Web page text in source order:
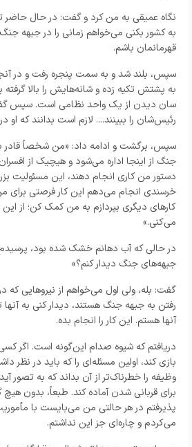
نگاه عمیقی به من کرد و گفت: در حال حاضر
به کشور بکنی می‌خواهم زمانی را در جبهه جنگ
قهرمانمان باشم.
سپس، بلند شد و به سمت پنجره رفت و در
به پشتش تکیه زده و شانه‌هایش را بالا
سان دیدن از یک واحد نظامی است. سپس گفت:
رئیس‌شان را ببینند.... لازم است بدانند که او
سپس، برگشت و ادامه داد: «من شخصاً قادر
جنگ از اینجا اداره می‌شود و هیچیک از
دستور من کاری انجام دهند، این مسئولیت
خرسندی انجام می‌دهم این کار فرصتی برای
کارهای دیگری بپردازم به من کمک کن؛ از
می‌کنی.»
در حالی که آب دهانم خشک شده بود،
جبهه‌های جنگ دیدار کنم؟»
گفت: بله، ولی اول می‌خواهم از نیروهایی که
رفتن به جبهه جنگ هستند، دیدار کنی به آنها
آنها هستم. این کار را انجام بده.
دریافتم که شیوه صدام این‌گونه است. اگر
بازی کند، اولین مسئله‌ای را که باید در نظر
وظیفه را خطرناک‌تر از آن بداند که به تصور
برای قربانی شدن آماده کند. طبعاً، بدون
پذیرفتم در هر حالتی من می‌بایست با
می‌کردم و چاره‌ای جز این نداشتم.